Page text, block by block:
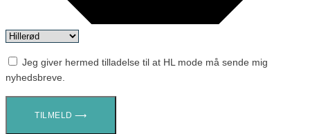
Jeg giver hermed tilladelse til at HL mode må sende mig
nyhedsbreve.
TILMELD ⟶